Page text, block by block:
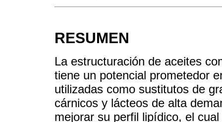
RESUMEN
La estructuración de aceites
tiene un potencial prometedor
utilizadas como sustitutos de
cárnicos y lácteos de alta
mejorar su perfil lipídico, el